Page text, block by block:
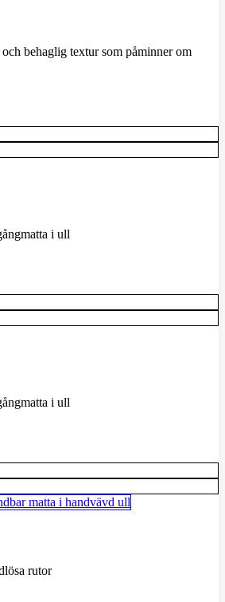
behaglig textur som påminner om
i ull
i ull
rutor